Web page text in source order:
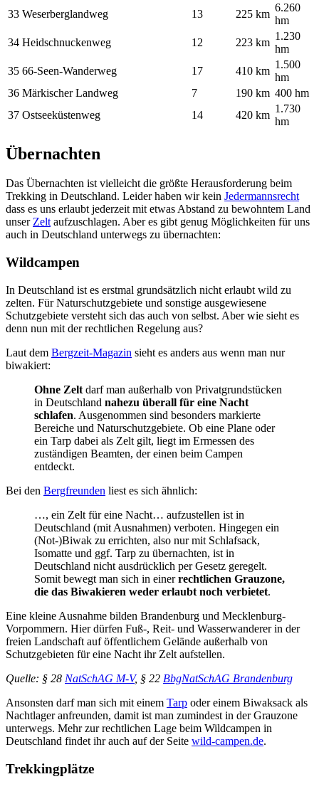
33 Weserberglandweg 13 225 km
6.260
hm
34 Heidschnuckenweg 12 223 km
1.230
hm
35 66-Seen-Wanderweg 17 410 km
1.500
hm
36 Märkischer Landweg 7 190 km 400 hm
37 Ostseeküstenweg 14 420 km
1.730
hm
Übernachten
Das Übernachten ist vielleicht die größte Herausforderung beim
Trekking in Deutschland. Leider haben wir kein Jedermannsrecht
dass es uns erlaubt jederzeit mit etwas Abstand zu bewohntem Land
unserZeltaufzuschlagen. Aber es gibt genug Möglichkeiten für uns
auch in Deutschland unterwegs zu übernachten:
Wildcampen
In Deutschland ist es erstmal grundsätzlich nicht erlaubt wild zu
zelten. Für Naturschutzgebiete und sonstige ausgewiesene
Schutzgebiete versteht sich das auch von selbst. Aber wie sieht es
denn nun mit der rechtlichen Regelung aus?
Laut dem Bergzeit-Magazin sieht es anders aus wenn man nur
biwakiert:
Ohne Zelt darf man außerhalb von Privatgrundstücken
in Deutschland nahezu überall für eine Nacht
schlafen. Ausgenommen sind besonders markierte
Bereiche und Naturschutzgebiete. Ob eine Plane oder
ein Tarp dabei als Zelt gilt, liegt im Ermessen des
zuständigen Beamten, der einen beim Campen
entdeckt.
Bei den Bergfreunden liest es sich ähnlich:
…, ein Zelt für eine Nacht… aufzustellen ist in
Deutschland (mit Ausnahmen) verboten. Hingegen ein
(Not-)Biwak zu errichten, also nur mit Schlafsack,
Isomatte und ggf. Tarp zu übernachten, ist in
Deutschland nicht ausdrücklich per Gesetz geregelt.
Somit bewegt man sich in einerrechtlichen Grauzone,
die das Biwakieren weder erlaubt noch verbietet.
Eine kleine Ausnahme bilden Brandenburg und Mecklenburg-
Vorpommern. Hier dürfen Fuß-, Reit- und Wasserwanderer in der
freien Landschaft auf öffentlichem Gelände außerhalb von
Schutzgebieten für eine Nacht ihr Zelt aufstellen.
Quelle: § 28 NatSchAG M-V, § 22 BbgNatSchAG Brandenburg
Ansonsten darf man sich mit einem Tarp oder einem Biwaksack als
Nachtlager anfreunden, damit ist man zumindest in der Grauzone
unterwegs. Mehr zur rechtlichen Lage beim Wildcampen in
Deutschland findet ihr auch auf der Seite wild-campen.de.
Trekkingplätze